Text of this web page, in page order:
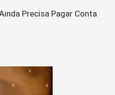
Precisa Pagar Conta